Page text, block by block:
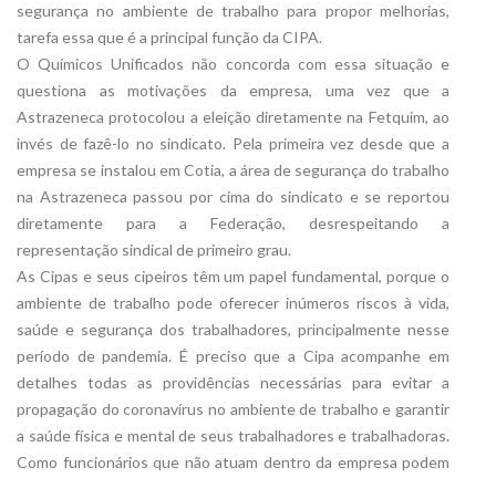
segurança no ambiente de trabalho para propor melhorias,
tarefa essa que é a principal função da CIPA.
O Químicos Unificados não concorda com essa situação e
questiona as motivações da empresa, uma vez que a
Astrazeneca protocolou a eleição diretamente na Fetquim, ao
invés de fazê-lo no sindicato. Pela primeira vez desde que a
empresa se instalou em Cotia, a área de segurança do trabalho
na Astrazeneca passou por cima do sindicato e se reportou
diretamente para a Federação, desrespeitando a
representação sindical de primeiro grau.
As Cipas e seus cipeiros têm um papel fundamental, porque o
ambiente de trabalho pode oferecer inúmeros riscos à vida,
saúde e segurança dos trabalhadores, principalmente nesse
período de pandemia. É preciso que a Cipa acompanhe em
detalhes todas as providências necessárias para evitar a
propagação do coronavírus no ambiente de trabalho e garantir
a saúde física e mental de seus trabalhadores e trabalhadoras.
Como funcionários que não atuam dentro da empresa podem